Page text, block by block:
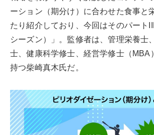
ーション（期分け）に合わせた食事と
たり紹介しており、今回はそのパート
シーズン）」。監修者は、管理栄養士
士、健康科学修士、経営学修士（MBA
持つ柴崎真木氏だ。